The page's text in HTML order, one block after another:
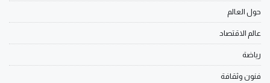
حول العالم
عالم الاقتصاد
رياضة
فنون وثقافة